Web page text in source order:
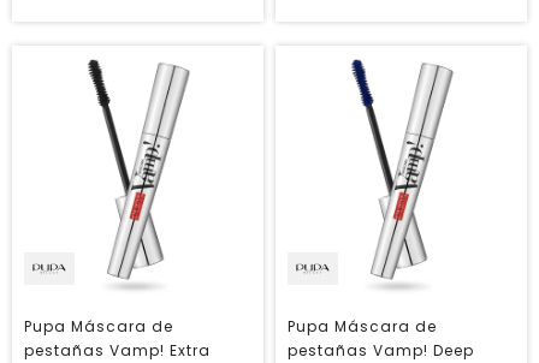
Pupa Máscara de
pestañas Vamp! Extra
Pupa Máscara de
pestañas Vamp! Deep